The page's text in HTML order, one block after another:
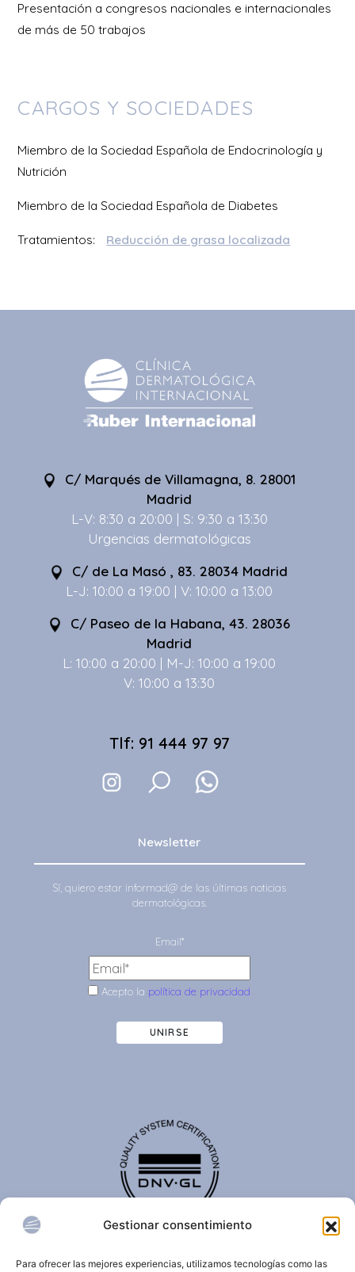
Gestionar consentimiento
Para ofrecer las mejores experiencias, utilizamos tecnologías como las
Presentación a congresos nacionales e internacionales
de más de 50 trabajos
CARGOS Y SOCIEDADES
Miembro de la Sociedad Española de Endocrinología y
Nutrición
Miembro de la Sociedad Española de Diabetes
Tratamientos: Reducción de grasa localizada
C/ Marqués de Villamagna, 8. 28001
Madrid
L-V: 8:30 a 20:00 | S: 9:30 a 13:30
Urgencias dermatológicas
C/ de La Masó , 83. 28034 Madrid
L-J: 10:00 a 19:00 | V: 10:00 a 13:00
C/ Paseo de la Habana, 43. 28036
Madrid
L: 10:00 a 20:00 | M-J: 10:00 a 19:00
V: 10:00 a 13:30
Tlf: 91 444 97 97
Newsletter
Sí, quiero estar informad@ de las últimas noticias
dermatológicas.
Email*
Acepto la política de privacidad
UNIRSE
internacionalmente y confirma que una organización